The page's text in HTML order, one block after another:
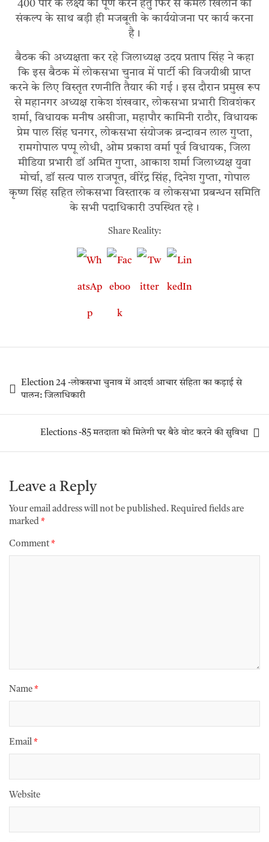
400 पार के लक्ष्य को पूर्ण करने हेतु फिर से कमल खिलाने का
संकल्प के साथ बड़ी ही मजबूती के कार्ययोजना पर कार्य करना
है।
बैठक की अध्यक्षता कर रहे जिलाध्यक्ष उदय प्रताप सिंह ने कहा
कि इस बैठक में लोकसभा चुनाव में पार्टी की विजयीश्री प्राप्त
करने के लिए विस्तृत रणनीति तैयार की गई। इस दौरान प्रमुख रूप
से महानगर अध्यक्ष राकेश शंखवार, लोकसभा प्रभारी शिवशंकर
शर्मा, विधायक मनीष असीजा, महापौर कामिनी राठौर, विधायक
प्रेम पाल सिंह घनगर, लोकसभा संयोजक व्रन्दावन लाल गुप्ता,
रामगोपाल पप्पू लोधी, ओम प्रकाश वर्मा पूर्व विधायक, जिला
मीडिया प्रभारी डॉ अमित गुप्ता, आकाश शर्मा जिलाध्यक्ष युवा
मोर्चा, डॉ सत्य पाल राजपूत, वीरेंद्र सिंह, दिनेश गुप्ता, गोपाल
कृष्ण सिंह सहित लोकसभा विस्तारक व लोकसभा प्रबन्धन समिति
के सभी पदाधिकारी उपस्थित रहे।
Share Reality:
Election 24 -लोकसभा चुनाव में आदर्श आचार संहिता का कड़ाई से
पालन: जिलाधिकारी
Elections -85 मतदाता को मिलेगी घर बैठे वोट करने की सुविधा
Leave a Reply
Your email address will not be published. Required fields are
marked *
Comment *
Name *
Email *
Website